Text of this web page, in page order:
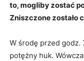
to, mogliby zostać
Zniszczone zostało
W środę przed godz.
potężny huk.